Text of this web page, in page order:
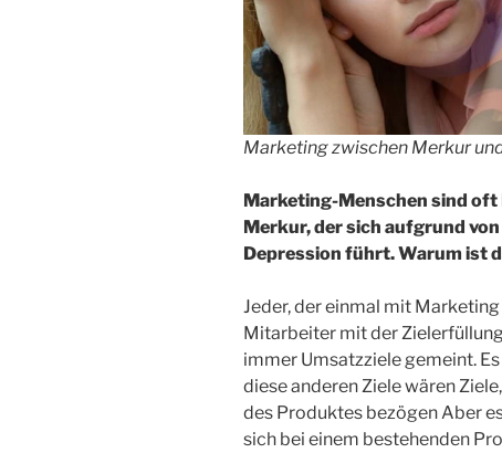
Marketing zwischen Merkur
Marketing-Menschen sind
Merkur, der sich aufgrund
Depression führt. Warum ist
Jeder, der einmal mit
Mitarbeiter mit der
immer Umsatzziele gemeint.
diese anderen Ziele wären
des Produktes bezögen Aber
sich bei einem bestehenden